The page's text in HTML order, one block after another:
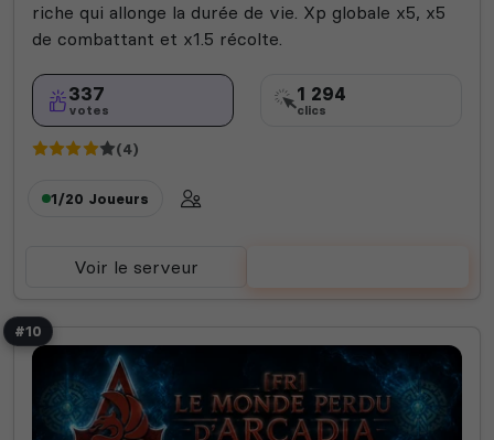
riche qui allonge la durée de vie. Xp globale x5, x5
de combattant et x1.5 récolte.
337
votes
1 294
clics
(4)
1/20 Joueurs
Voir le serveur
#10